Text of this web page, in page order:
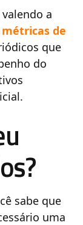
a
métricas de
que
do
sabe que
uma